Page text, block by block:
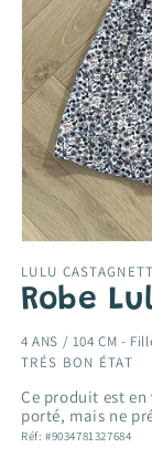
le
média
1
dans
fenêtre
modale
LULU
Robe
4 ANS / 104 CM -
TRÉS BON ÉTAT
Ce produit est en
porté, mais ne
Réf: #9034781327684